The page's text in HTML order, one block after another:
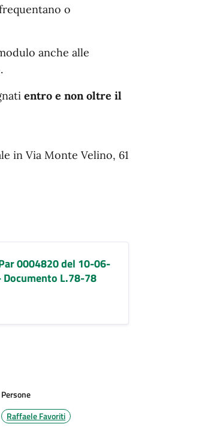
o
anche alle
entro e non oltre il
in Via Monte Velino, 61
0004820 del 10-06-
Documento L.78-78
Persone
Raffaele Favoriti